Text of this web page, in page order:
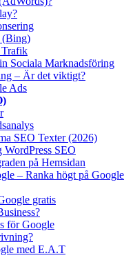
(Bing)
Trafik
Sociala Marknadsföring
– Är det viktigt?
Ads
SEO Texter (2026)
SEO
på Hemsidan
– Ranka högt på Google
gratis
för Google
med E.A.T